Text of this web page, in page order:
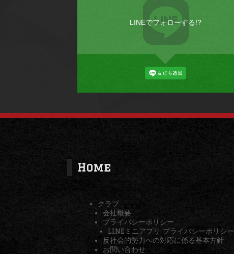
LINEでフォローする!?
Home
クラブ
会社概要
プライバシーポリシー
LINEミニアプリ プライバシーポリシー
反社会的勢力への対応に係る基本方針
お問い合わせ